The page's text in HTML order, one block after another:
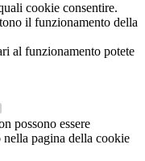
cookie consentire.
il funzionamento della
al funzionamento potete
possono essere
pagina della cookie